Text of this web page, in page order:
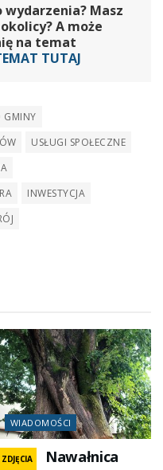
wydarzenia? Masz
A może
na temat
TUTAJ
GMINY
USŁUGI SPOŁECZNE
INWESTYCJA
WIADOMOŚCI
ZDJĘCIA
Nawałnica